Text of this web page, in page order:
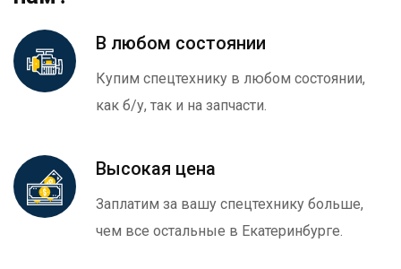
В любом состоянии
Купим спецтехнику в любом состоянии,
как б/у, так и на запчасти.
Высокая цена
Заплатим за вашу спецтехнику больше,
чем все остальные в Екатеринбурге.